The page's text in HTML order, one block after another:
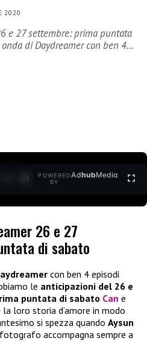
2020
e 27 settembre: prima puntata
di Daydreamer con ben 4…
POWERED
BY
AdhubMedia
26 e 27
di sabato
con ben 4 episodi
le anticipazioni del 26 e
puntata di sabato Can e
loro storia d’amore in modo
si spezza quando Aysun
accompagna sempre a